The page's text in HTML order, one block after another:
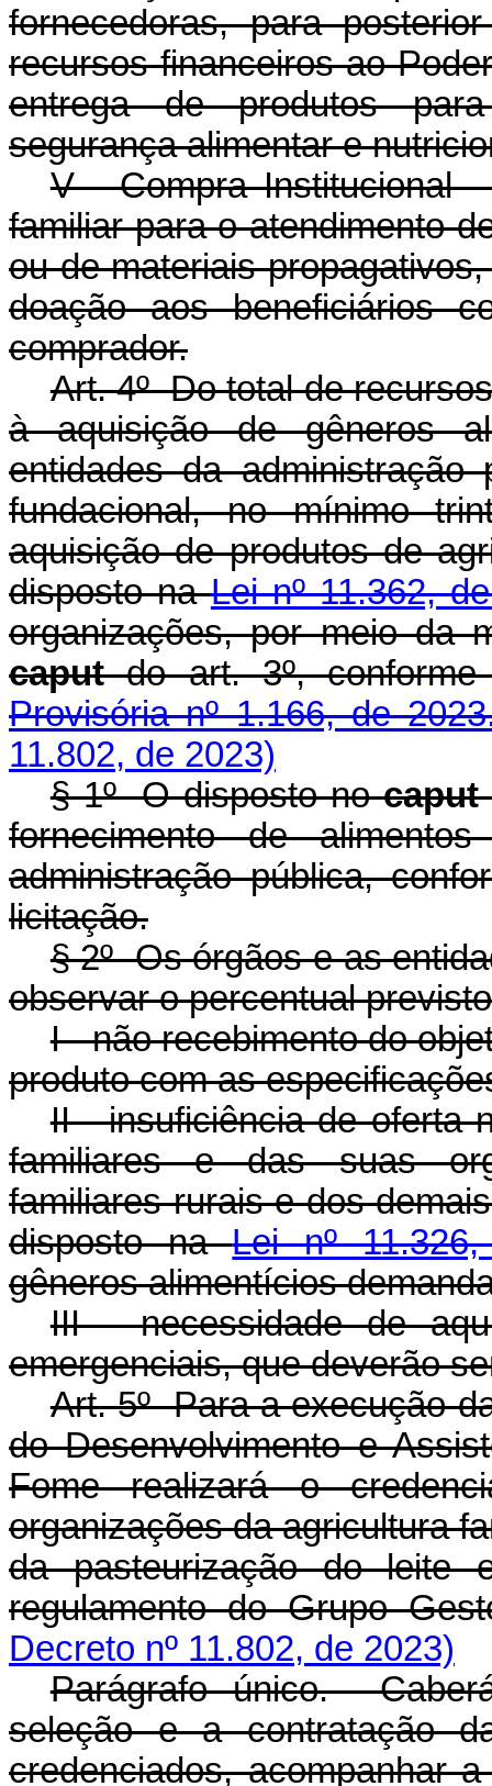
fornecedoras, para
recursos financeiros ao
entrega de produtos
segurança alimentar e
V - Compra Institucional
familiar para o atendimento
ou de materiais
doação aos beneficiários
comprador.
Art. 4º Do total de
à aquisição de gêneros
entidades da
fundacional, no mínimo
aquisição de produtos de
disposto naLei nº 11.362,
organizações, por meio da
caputdo art. 3º,
Provisória nº 1.166, de
11.802, de 2023)
§ 1º O disposto nocaput
fornecimento de
administração pública,
licitação.
§ 2º Os órgãos e as
observar o percentual
I - não recebimento do
produto com as
II - insuficiência de oferta
familiares e das suas
familiares rurais e dos
disposto naLei nº
gêneros alimentícios
III - necessidade de
emergenciais, que deverão
Art. 5º Para a execução
do Desenvolvimento e
Fome realizará o
organizações da agricultura
da pasteurização do leite
regulamento do Grupo
Decreto nº 11.802, de 2023)
Parágrafo único.
seleção e a contratação
credenciados, acompanhar